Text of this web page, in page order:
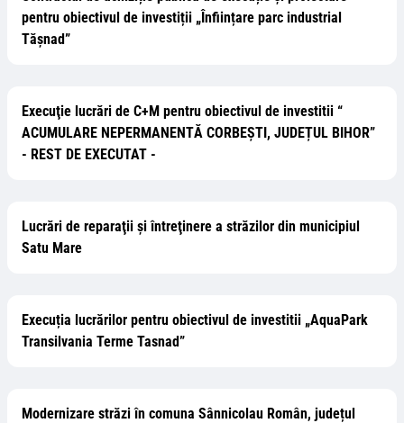
pentru obiectivul de investiții „Înființare parc industrial
Tășnad”
Execuţie lucrări de C+M pentru obiectivul de investitii “
ACUMULARE NEPERMANENTĂ CORBEȘTI, JUDEȚUL BIHOR”
- REST DE EXECUTAT -
Lucrări de reparaţii şi întreţinere a străzilor din municipiul
Satu Mare
Execuția lucrărilor pentru obiectivul de investitii „AquaPark
Transilvania Terme Tasnad”
Modernizare străzi în comuna Sânnicolau Român, județul